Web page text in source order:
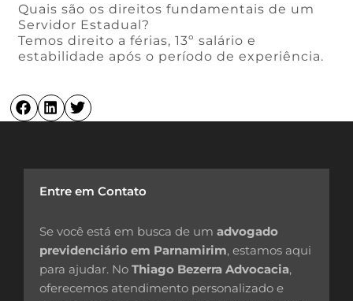
Quais são os direitos fundamentais de um
Servidor Estadual?
Temos direito a férias, 13º salário e
estabilidade após o período de experiência.
Entre em Contato
Se você está em busca de um advogado
previdenciário em Parnamirim, estamos aqui
para ajudar. No Thiago Bezerra Advocacia,
oferecemos atendimento personalizado e